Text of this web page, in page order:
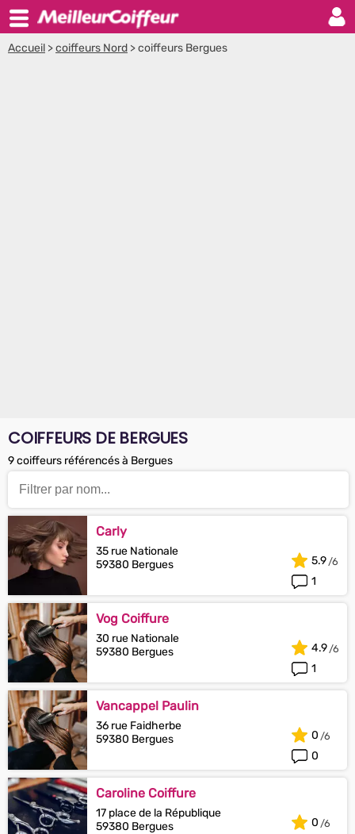
Accueil >coiffeurs Nord >coiffeurs Bergues
COIFFEURS DE BERGUES
9 coiffeurs référencés à Bergues
Carly
35 rue Nationale
59380 Bergues
1
5.9
Vog Coiffure
30 rue Nationale
59380 Bergues
1
4.9
Vancappel Paulin
36 rue Faidherbe
59380 Bergues
0
0
Caroline Coiffure
17 place de la République
59380 Bergues
0